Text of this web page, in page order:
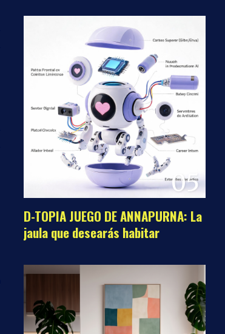
05
D-TOPIA JUEGO DE ANNAPURNA: La
jaula que desearás habitar